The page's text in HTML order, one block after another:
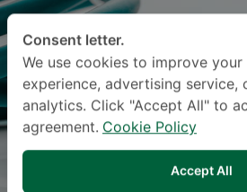
Consent letter.
We use cookies to improve your
experience, advertising service,
analytics. Click "Accept All" to
agreement. Cookie Policy
Accept All